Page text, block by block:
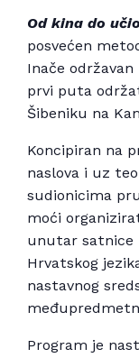
Od kina do
posvećen
Inače održavan
prvi puta
Šibeniku na
Koncipiran na
naslova i uz
sudionicima
moći
unutar satnice
Hrvatskog
nastavnog
Program je